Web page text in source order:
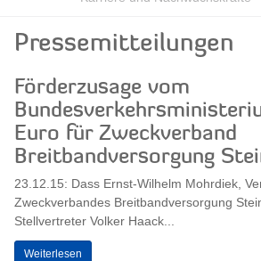
Pressemitteilungen
Förderzusage vom
Euro für Zweckverband
Breitbandversorgung
23.12.15: Dass Ernst-Wilhelm Mohrdiek,
Zweckverbandes Breitbandversorgung
Stellvertreter Volker Haack...
Weiterlesen